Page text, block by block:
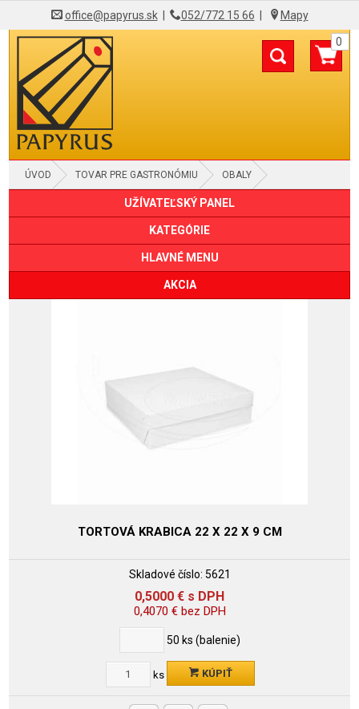
office@papyrus.sk| 052/772 15 66 Mapy
0
ÚVOD TOVAR PRE GASTRONÓMIU OBALY
UŽÍVATEĽSKÝ PANEL
KATEGÓRIE
HLAVNÉ MENU
AKCIA
TORTOVÁ KRABICA 22 X 22 X 9 CM
Skladové číslo: 5621
0,5000 € s DPH
0,4070 €bez DPH
50 ks (balenie)
ks KÚPIŤ